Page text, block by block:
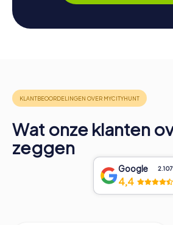
Wat onze klanten
zeggen
Google 2.107
4,4